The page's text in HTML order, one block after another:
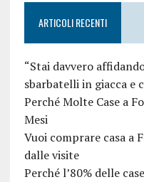
ARTICOLI RECENTI
“Stai davvero
sbarbatelli in giacca e
Perché Molte Case a
Mesi
Vuoi comprare casa a
dalle visite
Perché l’80% delle